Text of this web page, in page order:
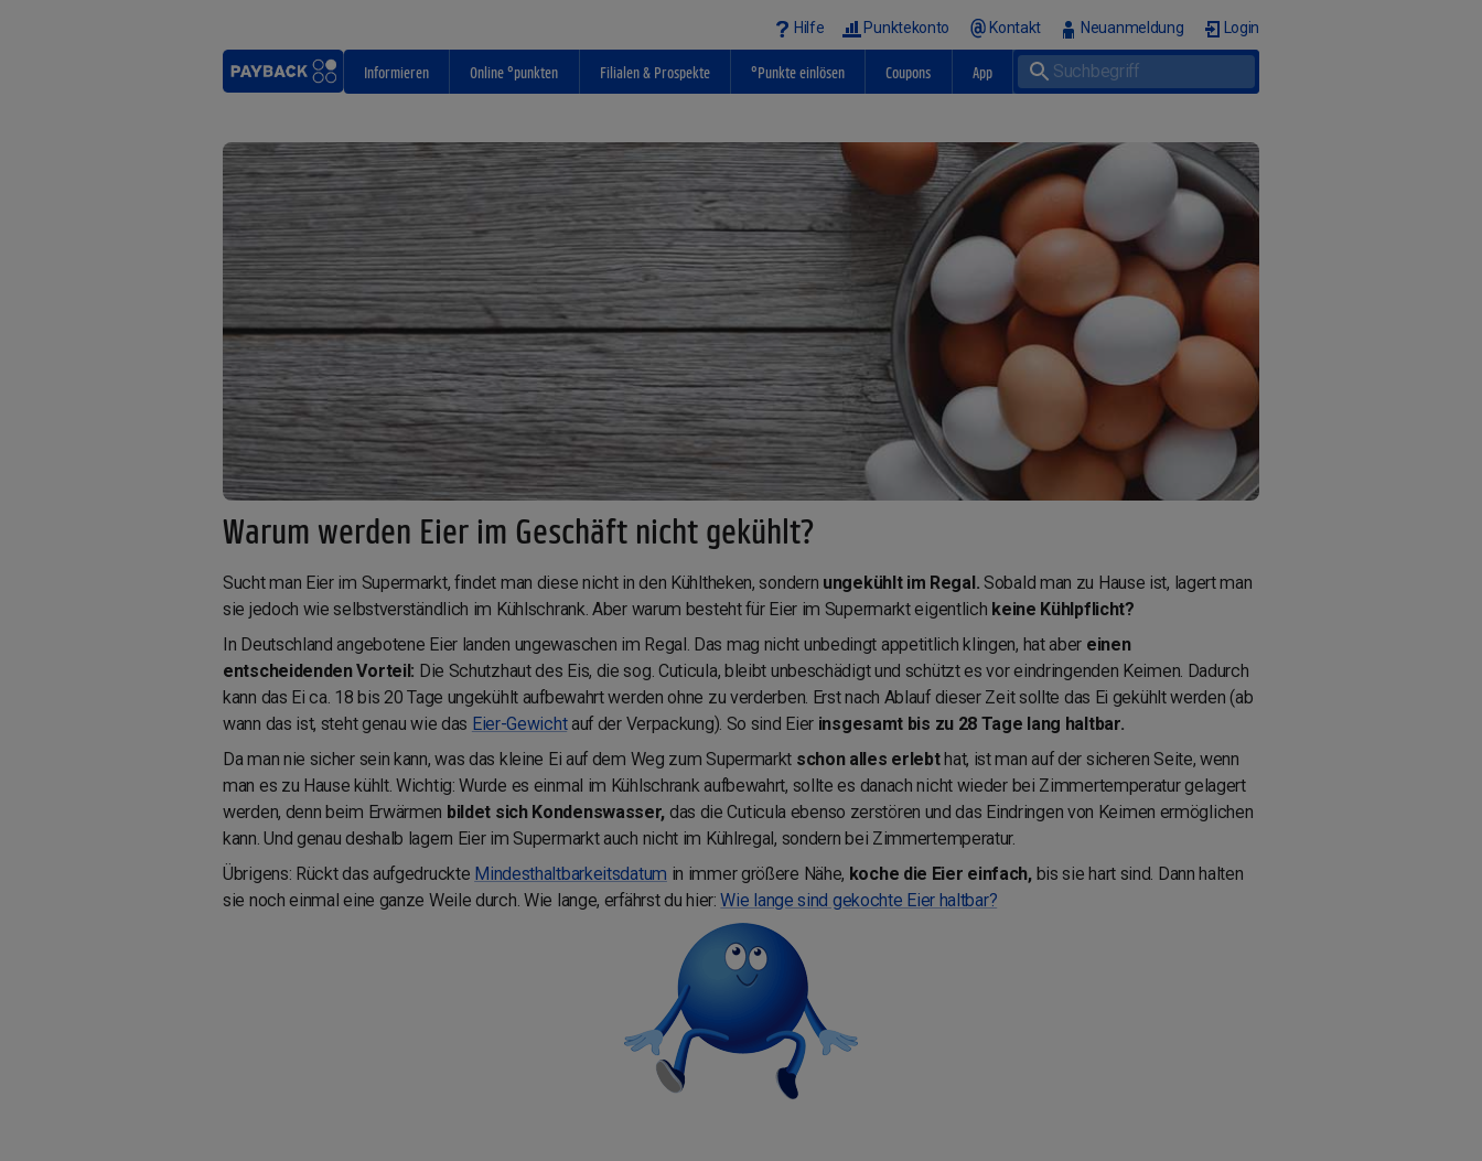
Hilfe Punktekonto Kontakt Neuanmeldung Login
Informieren Online °punkten Filialen & Prospekte °Punkte einlösen Coupons App
Warum werden Eier im Geschäft nicht gekühlt?
Sucht man Eier im Supermarkt, findet man diese nicht in den Kühltheken, sondern ungekühlt im Regal. Sobald man zu Hause ist, lagert man
sie jedoch wie selbstverständlich im Kühlschrank. Aber warum besteht für Eier im Supermarkt eigentlich keine Kühlpflicht?
In Deutschland angebotene Eier landen ungewaschen im Regal. Das mag nicht unbedingt appetitlich klingen, hat aber einen
entscheidenden Vorteil: Die Schutzhaut des Eis, die sog. Cuticula, bleibt unbeschädigt und schützt es vor eindringenden Keimen. Dadurch
kann das Ei ca. 18 bis 20 Tage ungekühlt aufbewahrt werden ohne zu verderben. Erst nach Ablauf dieser Zeit sollte das Ei gekühlt werden (ab
wann das ist, steht genau wie das Eier-Gewichtauf der Verpackung). So sind Eier insgesamt bis zu 28 Tage lang haltbar.
Da man nie sicher sein kann, was das kleine Ei auf dem Weg zum Supermarkt schon alles erlebthat, ist man auf der sicheren Seite, wenn
man es zu Hause kühlt. Wichtig: Wurde es einmal im Kühlschrank aufbewahrt, sollte es danach nicht wieder bei Zimmertemperatur gelagert
werden, denn beim Erwärmen bildet sich Kondenswasser, das die Cuticula ebenso zerstören und das Eindringen von Keimen ermöglichen
kann. Und genau deshalb lagern Eier im Supermarkt auch nicht im Kühlregal, sondern bei Zimmertemperatur.
Übrigens: Rückt das aufgedruckte Mindesthaltbarkeitsdatum in immer größere Nähe, koche die Eier einfach, bis sie hart sind. Dann halten
sie noch einmal eine ganze Weile durch. Wie lange, erfährst du hier:Wie lange sind gekochte Eier haltbar?